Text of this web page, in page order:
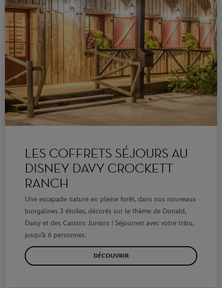
LES COFFRETS SÉJOURS AU
DISNEY DAVY CROCKETT
RANCH
Une escapade nature en pleine forêt, dans nos nouveaux
bungalows 3 étoiles, décorés sur le thème de Donald,
Daisy et des Castors Juniors ! Séjournez avec votre tribu,
jusqu’à 6 personnes.
DÉCOUVRIR